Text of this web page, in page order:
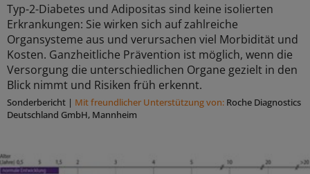
Typ-2-Diabetes und Adipositas sind keine isolierten
Erkrankungen: Sie wirken sich auf zahlreiche
Organsysteme aus und verursachen viel Morbidität und
Kosten. Ganzheitliche Prävention ist möglich, wenn die
Versorgung die unterschiedlichen Organe gezielt in den
Blick nimmt und Risiken früh erkennt.
Sonderbericht | Mit freundlicher Unterstützung von: Roche Diagnostics
Deutschland GmbH, Mannheim